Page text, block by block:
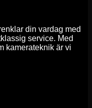
din vardag med
service. Med
kamerateknik är vi